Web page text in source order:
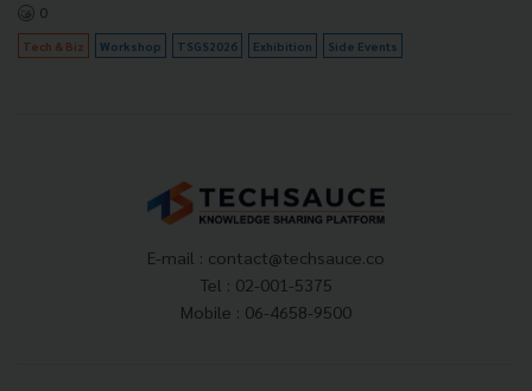
0
Tech & Biz Workshop TSGS2026 Exhibition Side Events
E-mail : contact@techsauce.co
Tel : 02-001-5375
Mobile : 06-4658-9500